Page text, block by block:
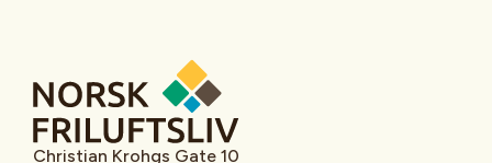
Christian Krohgs Gate 10